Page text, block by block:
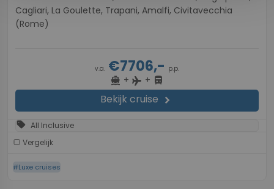
Cagliari, La Goulette, Trapani, Amalfi, Civitavecchia
(Rome)
v.a. €7706,- p.p.
directions_boat + flight + directions_bus
Bekijk cruise chevron_right
sell All Inclusive
Vergelijk
#Luxe cruises